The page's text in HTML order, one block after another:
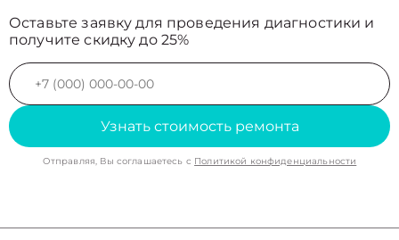
Оставьте заявку для проведения диагностики и
получите скидку до 25%
Узнать стоимость ремонта
Отправляя, Вы соглашаетесь с Политикой конфиденциальности